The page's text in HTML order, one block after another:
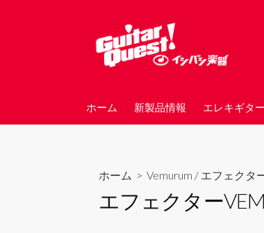
ホーム 新製品情報 エレキギター
ホーム > Vemurum / エフェクタ
エフェクター